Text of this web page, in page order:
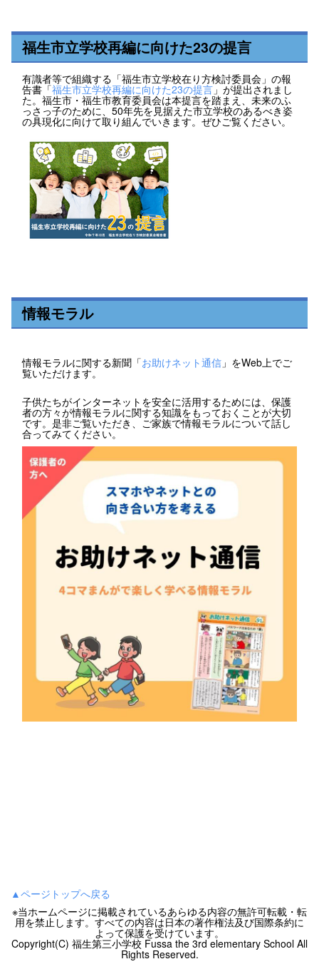
福生市立学校再編に向けた23の提言
有識者等で組織する「福生市立学校在り方検討委員会」の報
告書「福生市立学校再編に向けた23の提言」が提出されまし
た。福生市・福生市教育委員会は本提言を踏まえ、未来のふ
っさっ子のために、50年先を見据えた市立学校のあるべき姿
の具現化に向けて取り組んでいきます。ぜひご覧ください。
情報モラル
情報モラルに関する新聞「お助けネット通信 」をWeb上でご
覧いただけます。
子供たちがインターネットを安全に活用するためには、保護
者の方々が情報モラルに関する知識をもっておくことが大切
です。是非ご覧いただき、ご家族で情報モラルについて話し
合ってみてください。
▲ページトップへ戻る
※当ホームページに掲載されているあらゆる内容の無許可転載・転
用を禁止します。すべての内容は日本の著作権法及び国際条約に
よって保護を受けています。
Copyright(C) 福生第三小学校 Fussa the 3rd elementary School All
Rights Reserved.